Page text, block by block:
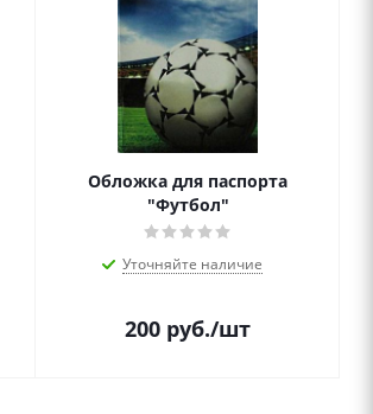
Обложка для паспорта
"Футбол"
Уточняйте наличие
200 руб./шт